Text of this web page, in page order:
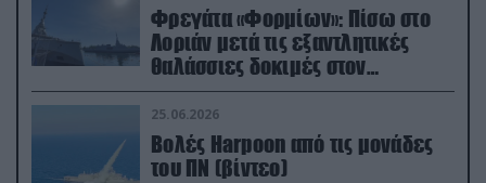
Φρεγάτα «Φορμίων»: Πίσω στο
Λοριάν μετά τις εξαντλητικές
θαλάσσιες δοκιμές στον
απαιτητικό Βισκαϊκό
25.06.2026
Βολές Harpoon από τις μονάδες
του ΠΝ (βίντεο)